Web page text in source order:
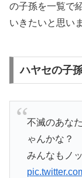
の子孫を一覧で
いきたいと思い
ハヤセの子
不滅のあな
ゃんかな？
みんなもノ